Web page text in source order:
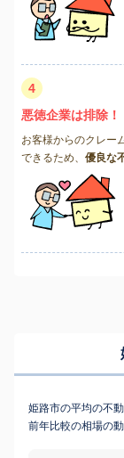
4
悪徳企業は排除！
お客様からのクレー
できるため、 優良な
姫路市の平均の不
前年比較の相場の